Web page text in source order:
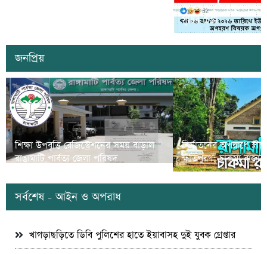
সাজেকে অপহরণের গুজব
সৃষ্টির চেষ্টা
জনপ্রিয়
শিক্ষা উপবৃত্তি রেজিস্ট্রেশনের সময় বাড়াল
রাঙামাটি পার্বত্য জেলা পরিষদ
নির্যাতনের অপরাধে
ক্ষতিপুরণ; চাকমা
সর্বশেষ - আইন ও অপরাধ
খাগড়াছড়িতে ডিবি পুলিশের হাতে ইয়াবাসহ দুই যুবক গ্রেপ্তার